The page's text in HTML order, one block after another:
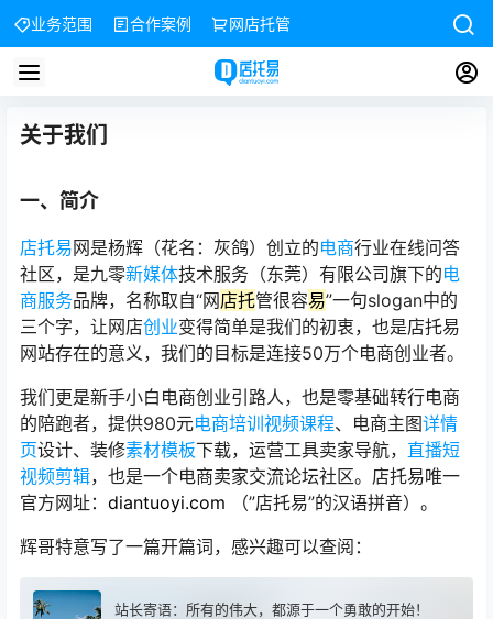
业务范围 合作案例 网店托管
关于我们
一、简介
店托易网是杨辉（花名：灰鸽）创立的电商行业在线问答
社区，是九零新媒体技术服务（东莞）有限公司旗下的电
商服务品牌，名称取自“网店托管很容易”一句slogan中的
三个字，让网店创业变得简单是我们的初衷，也是店托易
网站存在的意义，我们的目标是连接50万个电商创业者。
我们更是新手小白电商创业引路人，也是零基础转行电商
的陪跑者，提供980元电商培训 视频课程、电商主图详情
页设计、装修素材模板下载，运营工具卖家导航， 直播短
视频剪辑，也是一个电商卖家交流论坛社区。店托易唯一
官方网址： diantuoyi.com
（”店托易”的汉语拼音）。
辉哥特意写了一篇开篇词，感兴趣可以查阅：
站长寄语：所有的伟大，都源于一个勇敢的开始！